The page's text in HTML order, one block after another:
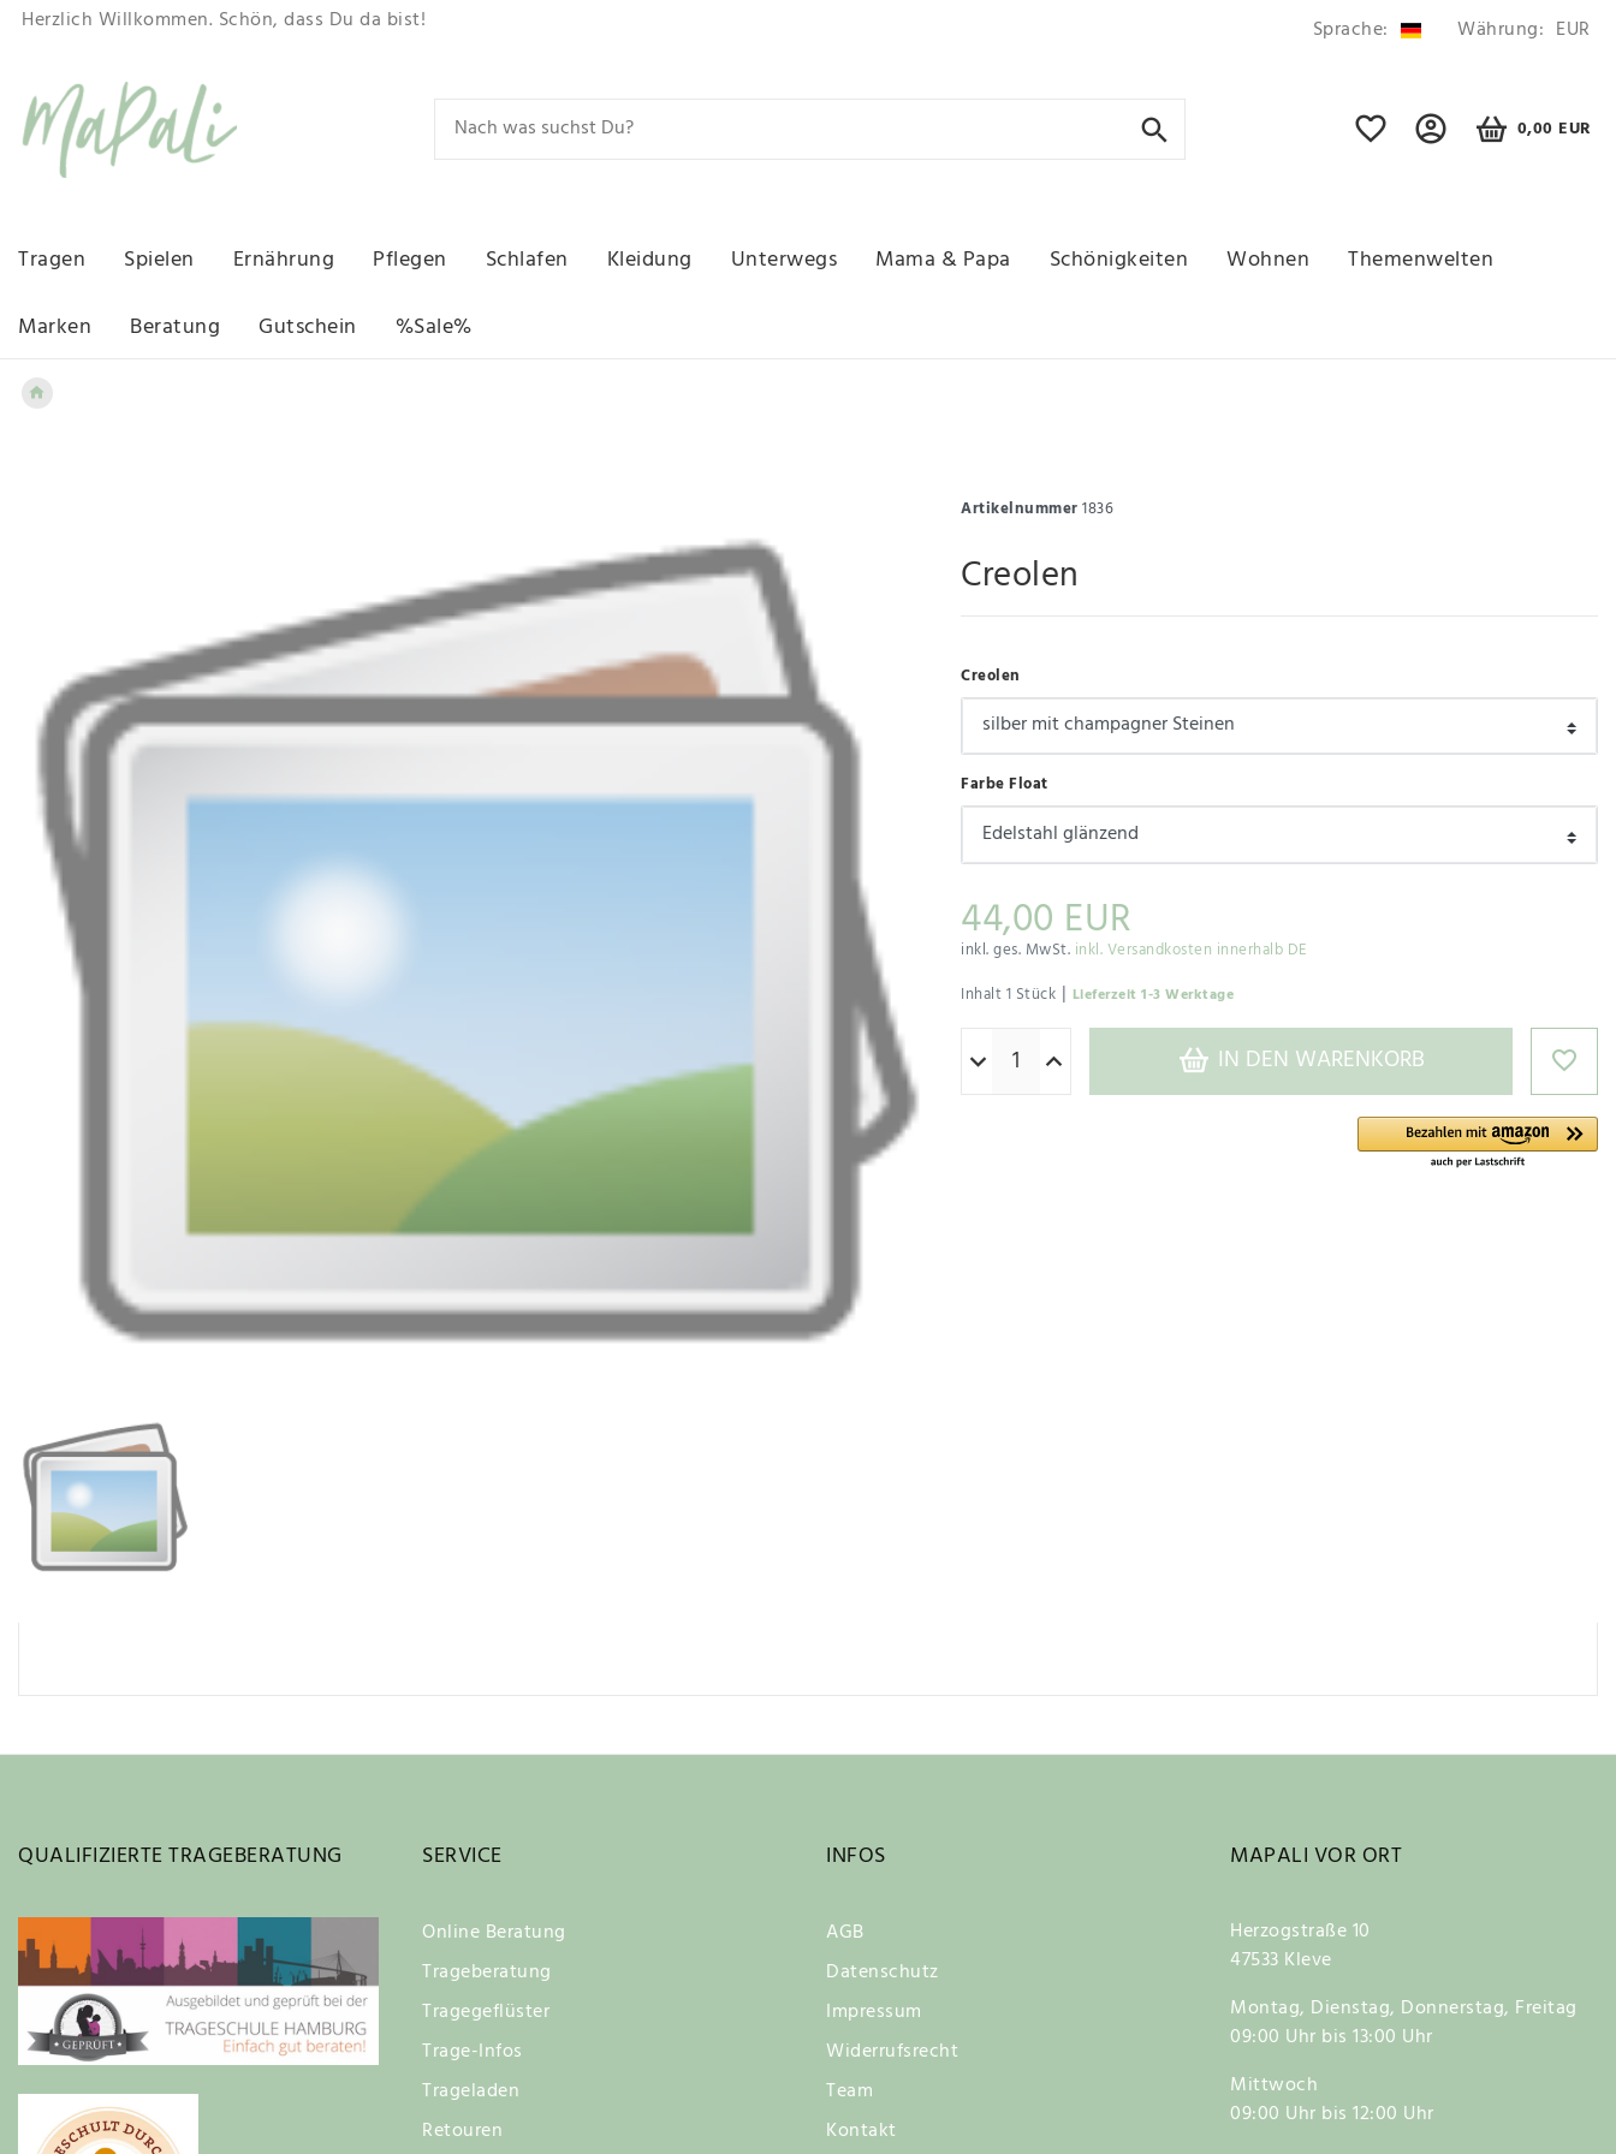
Herzlich Willkommen. Schön, dass Du da bist! Sprache: Währung: EUR
0,00 EUR
Tragen Spielen Ernährung Pflegen Schlafen Kleidung Unterwegs Mama & Papa Schönigkeiten Wohnen
Themenwelten
Marken
Beratung Gutschein %Sale%
Artikelnummer1836
Creolen
Creolen
Farbe Float
44,00 EUR
inkl. ges. MwSt. inkl. Versandkosten innerhalb DE
Inhalt1 Stück | Lieferzeit 1-3 Werktage
IN DEN WARENKORB
QUALIFIZIERTE TRAGEBERATUNG SERVICE
Online Beratung
Trageberatung
Tragegeflüster
Trage-Infos
Trageladen
Retouren
INFOS
AGB
Datenschutz
Impressum
Widerrufsrecht
Team
Kontakt
MAPALI VOR ORT
Herzogstraße 10
47533 Kleve
Montag, Dienstag, Donnerstag, Freitag
09:00 Uhr bis 13:00 Uhr
Mittwoch
09:00 Uhr bis 12:00 Uhr